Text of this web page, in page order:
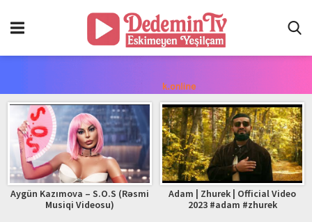
Aygün Kazımova – S.O.S (Rəsmi
Musiqi Videosu)
Adam | Zhurek | Official Video
2023 #adam #zhurek